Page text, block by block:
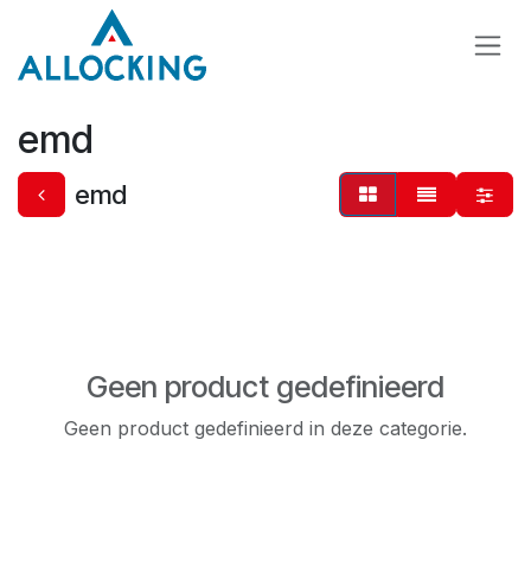
Overslaan naar inhoud
emd
emd
Geen product gedefinieerd
Geen product gedefinieerd in deze categorie.